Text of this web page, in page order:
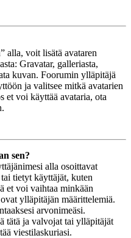
alla, voit lisätä avataren
Gravatar, galleriasta,
kuvan. Foorumin ylläpitäjä
ja valitsee mitkä avatarien
et voi käyttää avataria, ota
sen?
alla osoittavat
tietyt käyttäjät, kuten
et voi vaihtaa minkään
ylläpitäjän määrittelemiä.
arvonimeäsi.
tätä ja valvojat tai ylläpitäjät
viestilaskuriasi.